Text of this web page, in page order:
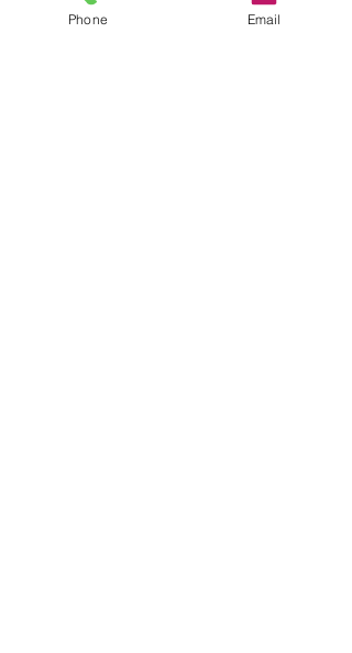
Idag när jag var ute på ett möte med en
Phone Email